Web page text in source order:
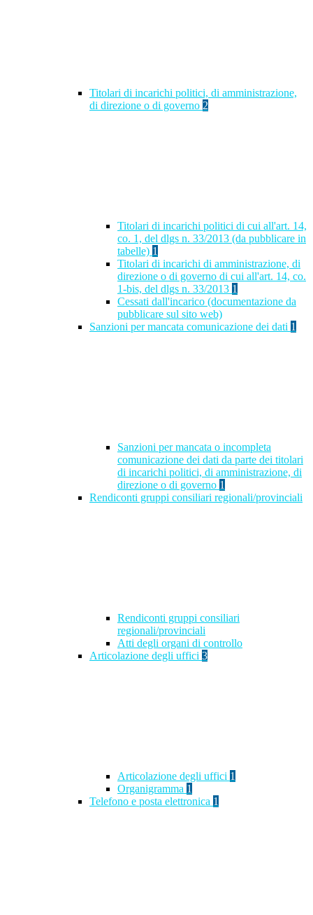
Titolari di incarichi politici, di amministrazione,
di direzione o di governo 2
Titolari di incarichi politici di cui all'art. 14,
co. 1, del dlgs n. 33/2013 (da pubblicare in
tabelle) 1
Titolari di incarichi di amministrazione, di
direzione o di governo di cui all'art. 14, co.
1-bis, del dlgs n. 33/2013 1
Cessati dall'incarico (documentazione da
pubblicare sul sito web)
Sanzioni per mancata comunicazione dei dati 1
Sanzioni per mancata o incompleta
comunicazione dei dati da parte dei titolari
di incarichi politici, di amministrazione, di
direzione o di governo 1
Rendiconti gruppi consiliari regionali/provinciali
Rendiconti gruppi consiliari
regionali/provinciali
Atti degli organi di controllo
Articolazione degli uffici 3
Articolazione degli uffici 1
Organigramma 1
Telefono e posta elettronica 1